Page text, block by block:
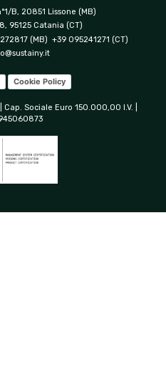
B, 20851 Lissone (MB)
95125 Catania (CT)
(MB) +39 095241271 (CT)
Cookie Policy
Cap. Sociale Euro 150.000,00 I.V. |